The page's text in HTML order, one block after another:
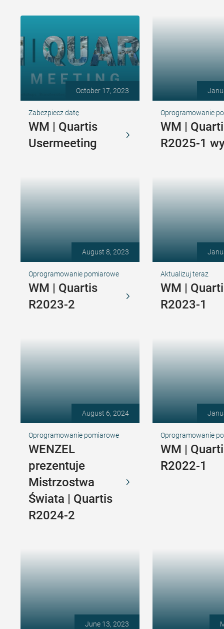
October 17, 2023
Zabezpiecz datę
WM | Quartis
Usermeeting
Oprogramowanie
WM |
R2025-1
August 8, 2023
Oprogramowanie pomiarowe
WM | Quartis
R2023-2
Aktualizuj teraz
WM |
R2023-1
August 6, 2024
Oprogramowanie pomiarowe
WENZEL
prezentuje
Mistrzostwa
Świata | Quartis
R2024-2
Oprogramowanie
WM |
R2022-1
June 13, 2023